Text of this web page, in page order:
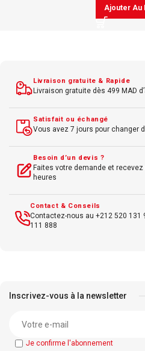
Ajouter Au
Livraison gratuite & Rapide
Livraison gratuite dès 499 MAD
Satisfait ou échangé
Vous avez 7 jours pour changer
Besoin d’un devis ?
Faites votre demande et
heures
Contact & Conseils
Contactez-nous au +212 520 131
111 888
Inscrivez-vous à la newsletter
Je confirme l'abonnement